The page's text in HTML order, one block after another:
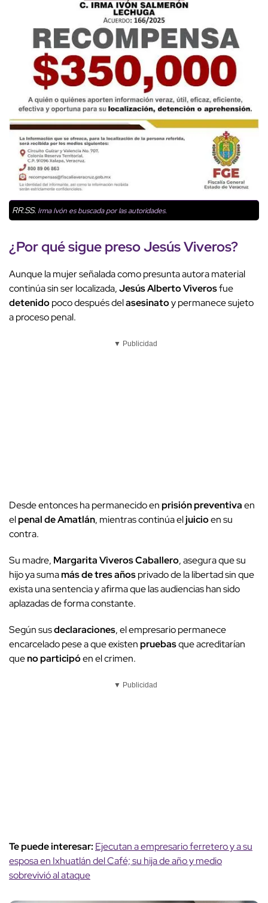
RR.SS. Irma Ivón es buscada por las autoridades.
¿Por qué sigue presoJesús Viveros?
Aunque la mujer señalada como presunta autora material
continúa sin ser localizada,Jesús Alberto Viverosfue
detenidopoco después delasesinatoy permanece sujeto
a proceso penal.
▼ Publicidad
Desde entonces ha permanecido enprisión preventivaen
elpenal de Amatlán, mientras continúa eljuicioen su
contra.
Su madre, Margarita Viveros Caballero, asegura que su
hijo ya sumamás de tres añosprivado de la libertad sin que
exista una sentencia y afirma que las audiencias han sido
aplazadas de forma constante.
Según susdeclaraciones, el empresario permanece
encarcelado pese a que existenpruebasque acreditarían
queno participóen el crimen.
▼ Publicidad
Te puede interesar: Ejecutan a empresario ferretero y a su
esposa en Ixhuatlán del Café; su hija de año y medio
sobrevivió al ataque